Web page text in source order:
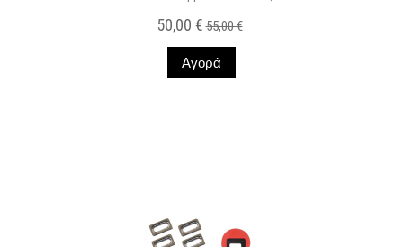
50,00 €55,00 €
Αγορά